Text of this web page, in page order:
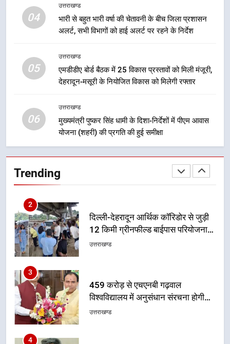
04
उत्तराखण्ड
भारी से बहुत भारी वर्षा की चेतावनी के बीच जिला प्रशासन
अलर्ट, सभी विभागों को हाई अलर्ट पर रहने के निर्देश
05
उत्तराखण्ड
एमडीडीए बोर्ड बैठक में 25 विकास प्रस्तावों को मिली मंजूरी,
देहरादून-मसूरी के नियोजित विकास को मिलेगी रफ्तार
06
उत्तराखण्ड
मुख्यमंत्री पुष्कर सिंह धामी के दिशा-निर्देशों में पीएम आवास
योजना (शहरी) की प्रगति की हुई समीक्षा
Trending
बैरागीवाला हत्याकांड के फरार चल रहे
अभियुक्त को दून पुलिस ने हरिद्वार से किया
8
भारी बारिश का अलर्ट! 6 अगस्त को
मुख्यमंत्री धामी बोले- युवाओं को रोजगार
वाले महीनों में हजारों पदों पर की जाएगी
2
दिल्ली-देहरादून आर्थिक कॉरिडोर से जुड़ी
12 किमी ग्रीनफील्ड बाईपास परियोजना
का डीएम ने किया निरीक्षण; समयबद्ध एवं
नहींः डीएम
उत्तराखण्ड
3
459 करोड़ से एचएनबी गढ़वाल
विश्वविद्यालय में अनुसंधान संरचना होगी
सुदृढ
उत्तराखण्ड
4